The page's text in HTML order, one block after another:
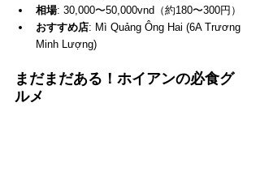
相場: 30,000〜50,000vnd（約180〜300円）
おすすめ店: Mì Quảng Ông Hai (6A Trương
Minh Lượng)
まだまだある！ホイアンの必食グ
ルメ